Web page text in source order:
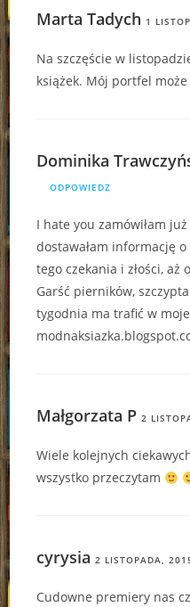
Marta Tadych 1
Na szczęście w
książek. Mój portfel
Dominika
ODPOWIEDZ
I hate you zamówiłam
dostawałam informację
tego czekania i złości, aż
Garść pierników,
tygodnia ma trafić w
Małgorzata P 2
Wiele kolejnych
wszystko przeczytam
cyrysia 2 LISTOPADA,
Cudowne premiery nas